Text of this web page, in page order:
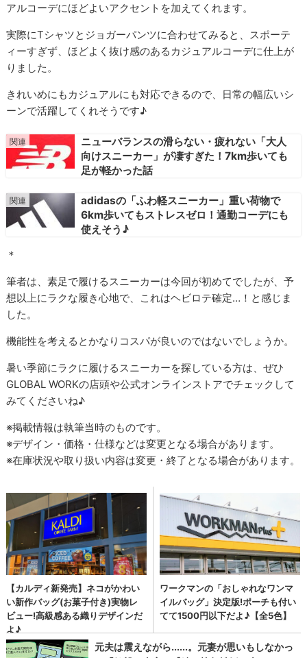
アルコーデにほどよいアクセントを加えてくれます。
実際にTシャツとジョガーパンツに合わせてみると、スポーテ
ィーすぎず、ほどよく抜け感のあるカジュアルコーデに仕上が
りました。
きれいめにもカジュアルにも対応できるので、日常の幅広いシ
ーンで活躍してくれそうです♪
ニューバランスの滑らない・疲れない「大人
向けスニーカー」が凄すぎた！7km歩いても
足が軽かった話
adidasの「ふわ軽スニーカー」重い荷物で
6km歩いてもストレスゼロ！通勤コーデにも
使えそう♪
＊
筆者は、素足で履けるスニーカーは今回が初めてでしたが、予
想以上にラクな履き心地で、これはヘビロテ確定…！と感じま
した。
機能性を考えるとかなりコスパが良いのではないでしょうか。
暑い季節にラクに履けるスニーカーを探している方は、ぜひ
GLOBAL WORKの店頭や公式オンラインストアでチェックして
みてくださいね♪
※掲載情報は執筆当時のものです。
※デザイン・価格・仕様などは変更となる場合があります。
※在庫状況や取り扱い内容は変更・終了となる場合があります。